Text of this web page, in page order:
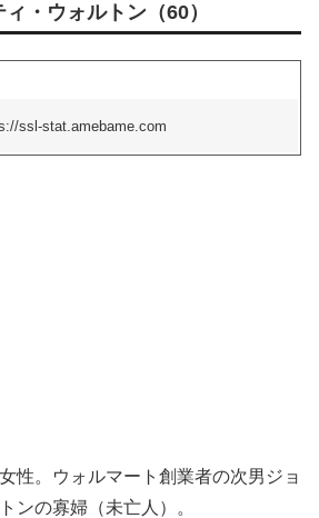
・ウォルトン（60）
ssl-stat.amebame.com
性。ウォルマート創業者の次男ジョ
ンの寡婦（未亡人）。